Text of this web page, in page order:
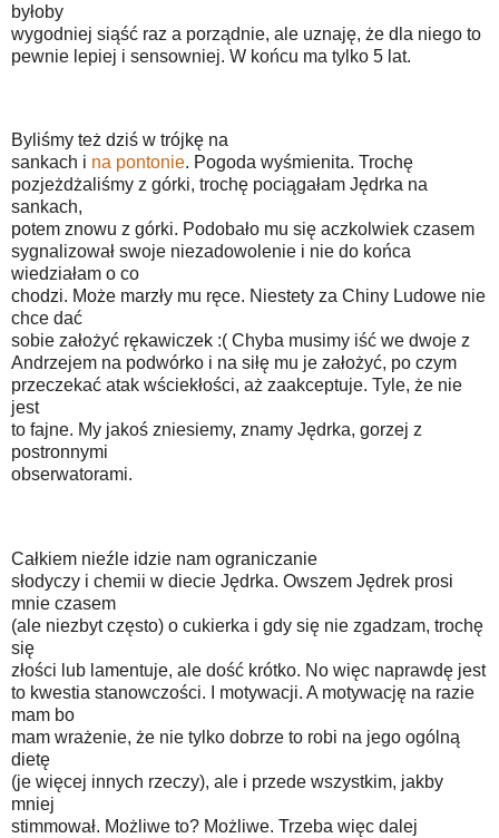
byłoby
wygodniej siąść raz a porządnie, ale uznaję, że dla niego to
pewnie lepiej i sensowniej. W końcu ma tylko 5 lat.
Byliśmy też dziś w trójkę na
sankach i na pontonie. Pogoda wyśmienita. Trochę
pozjeżdżaliśmy z górki, trochę pociągałam Jędrka na
sankach,
potem znowu z górki. Podobało mu się aczkolwiek czasem
sygnalizował swoje niezadowolenie i nie do końca
wiedziałam o co
chodzi. Może marzły mu ręce. Niestety za Chiny Ludowe nie
chce dać
sobie założyć rękawiczek :( Chyba musimy iść we dwoje z
Andrzejem na podwórko i na siłę mu je założyć, po czym
przeczekać atak wściekłości, aż zaakceptuje. Tyle, że nie
jest
to fajne. My jakoś zniesiemy, znamy Jędrka, gorzej z
postronnymi
obserwatorami.
Całkiem nieźle idzie nam ograniczanie
słodyczy i chemii w diecie Jędrka. Owszem Jędrek prosi
mnie czasem
(ale niezbyt często) o cukierka i gdy się nie zgadzam, trochę
się
złości lub lamentuje, ale dość krótko. No więc naprawdę jest
to kwestia stanowczości. I motywacji. A motywację na razie
mam bo
mam wrażenie, że nie tylko dobrze to robi na jego ogólną
dietę
(je więcej innych rzeczy), ale i przede wszystkim, jakby
mniej
stimmował. Możliwe to? Możliwe. Trzeba więc dalej